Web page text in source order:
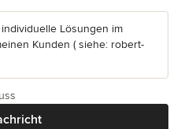
Lösungen im
Kunden ( siehe: robert-